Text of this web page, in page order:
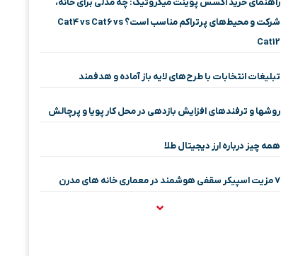
شرکت و محیط‌های پرتراکم مناسب است؟ Cat4 vs Cat6 vs
Cat12
تبلیغات انتخابات با طرح‌های لایه باز آماده و هدفمند
روشها و ترفندهای افزایش بازدهی در محل کار پویا و پرچالش
همه چیز درباره ارز دیجیتال طلا
۷ مزیت اسپیکر سقفی هوشمند در معماری خانه‌ های مدرن